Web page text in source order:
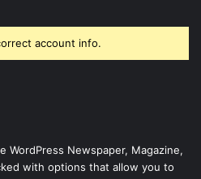
account info.
WordPress Newspaper, Magazine,
with options that allow you to